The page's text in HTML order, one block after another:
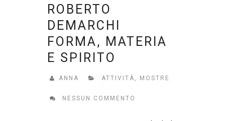
ROBERTO
DEMARCHI
FORMA, MATERIA
E SPIRITO
ANNA ATTIVITÀ MOSTRE
NESSUN COMMENTO